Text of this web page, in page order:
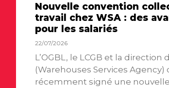
Nouvelle convention
travail chez WSA : des
pour les salariés
22/07/2026
L’OGBL, le LCGB et la direction
(Warehouses Services Agency)
récemment signé une nouvelle